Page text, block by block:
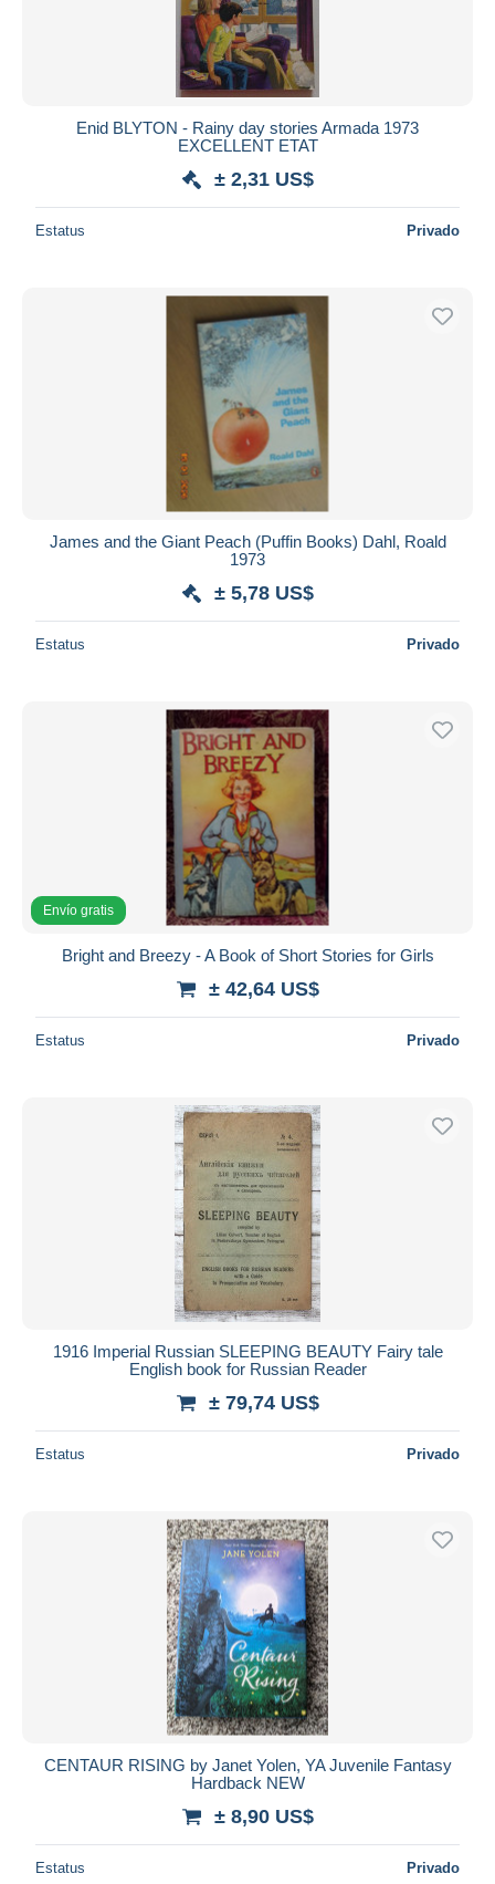
Enid BLYTON - Rainy day stories Armada 1973
EXCELLENT ETAT
± 2,31 US$
Estatus Privado
James and the Giant Peach (Puffin Books) Dahl, Roald
1973
± 5,78 US$
Estatus Privado
Envío gratis
Bright and Breezy - A Book of Short Stories for Girls
± 42,64 US$
Estatus Privado
1916 Imperial Russian SLEEPING BEAUTY Fairy tale
English book for Russian Reader
± 79,74 US$
Estatus Privado
CENTAUR RISING by Janet Yolen, YA Juvenile Fantasy
Hardback NEW
± 8,90 US$
Estatus Privado